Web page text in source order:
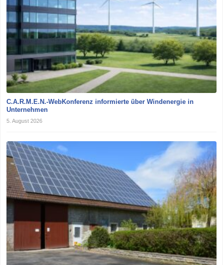
C.A.R.M.E.N.-WebKonferenz informierte über Windenergie in
Unternehmen
5. August 2026